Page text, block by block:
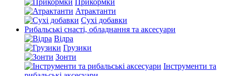
Прикормки
Атрактанти
Сухі добавки
Рибальські снасті, обладнання та аксесуари
Відра
Грузики
Зонти
Інструменти та